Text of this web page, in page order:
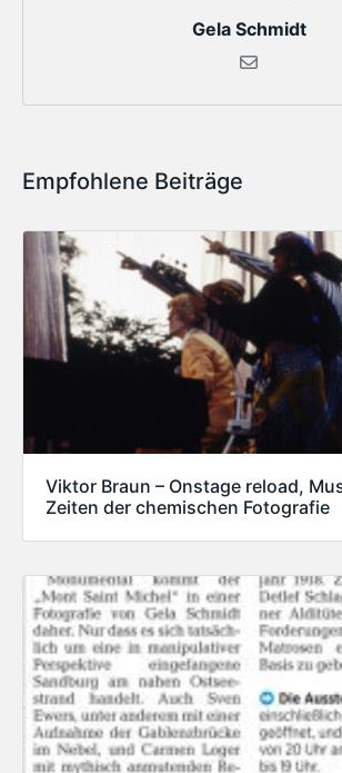
Gela Schmidt
Empfohlene Beiträge
Viktor Braun – Onstage reload,
Zeiten der chemischen Fotografie